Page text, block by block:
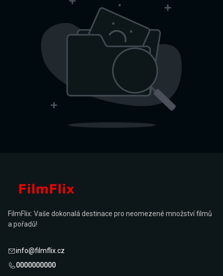
FilmFlix: Vaše dokonalá destinace pro neomezené množství filmů
a pořadů!
info@filmflix.cz
0000000000